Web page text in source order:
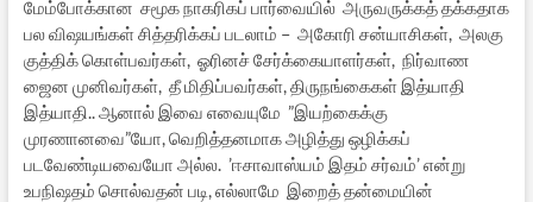
மேம்போக்கான சமூக நாகரிகப் பார்வையில் அருவருக்கத் தக்கதாக
பல விஷயங்கள் சித்தரிக்கப் படலாம் – அகோரி சன்யாசிகள், அலகு
குத்திக் கொள்பவர்கள், ஓரினச் சேர்க்கையாளர்கள், நிர்வாண
ஜைன முனிவர்கள், தீ மிதிப்பவர்கள், திருநங்கைகள் இத்யாதி
இத்யாதி.. ஆனால் இவை எவையுமே ”இயற்கைக்கு
முரணானவை”யோ, வெறித்தனமாக அழித்து ஒழிக்கப்
படவேண்டியவையோ அல்ல. ’ஈசாவாஸ்யம் இதம் சர்வம்’ என்று
உபநிஷதம் சொல்வதன் படி, எல்லாமே இறைத் தன்மையின்